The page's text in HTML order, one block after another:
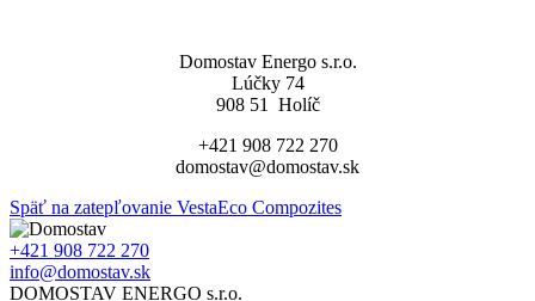
Domostav Energo s.r.o.
Lúčky 74
908 51 Holíč
+421 908 722 270
domostav@domostav.sk
Späť na zatepľovanie VestaEco Compozites
+421 908 722 270
info@domostav.sk
DOMOSTAV ENERGO s.r.o.